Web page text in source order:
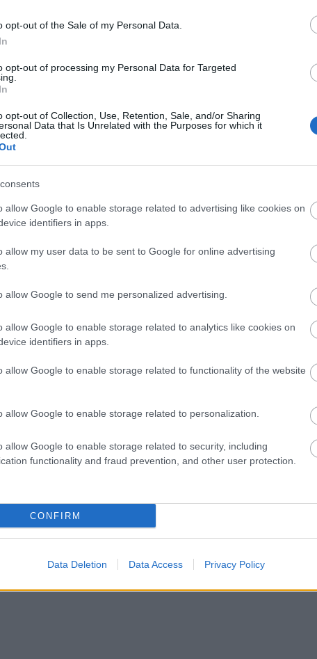
opt-out of the Sale of my Personal Data.
opt-out of processing my Personal Data for Targeted
opt-out of Collection, Use, Retention, Sale, and/or Sharing
Data that Is Unrelated with the Purposes for which it
allow Google to enable storage related to advertising like cookies on
identifiers in apps.
allow my user data to be sent to Google for online advertising
allow Google to send me personalized advertising.
allow Google to enable storage related to analytics like cookies on
identifiers in apps.
allow Google to enable storage related to functionality of the website
allow Google to enable storage related to personalization.
allow Google to enable storage related to security, including
functionality and fraud prevention, and other user protection.
CONFIRM
Data Deletion Data Access Privacy Policy
árak
a piaci
most ilyen
inkább
és
7636